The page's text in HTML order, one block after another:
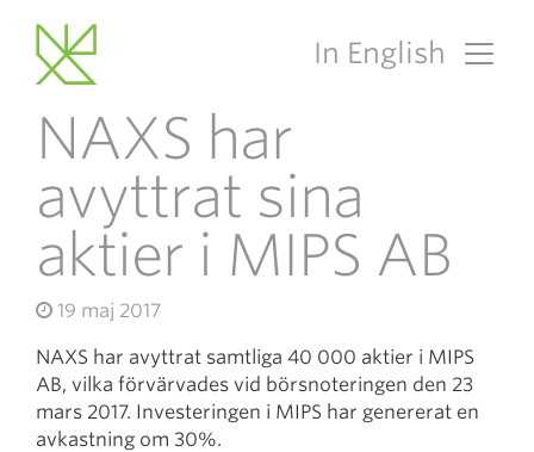
Main Navigation
In English
NAXS har
avyttrat sina
aktier i MIPS AB
19 maj 2017
NAXS har avyttrat samtliga 40 000 aktier i MIPS
AB, vilka förvärvades vid börsnoteringen den 23
mars 2017. Investeringen i MIPS har genererat en
avkastning om 30%.